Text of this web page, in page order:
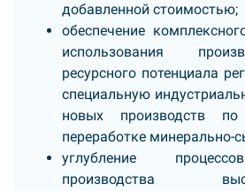
добавленной стоимостью;
обеспечение
использования
ресурсного потенциала
специальную
новых производств по
переработке минерально-
углубление
производства